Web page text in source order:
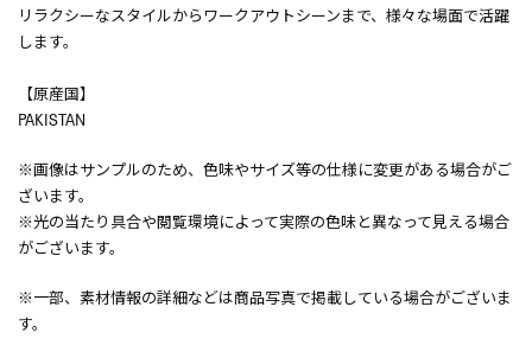
リラクシーなスタイルからワークアウトシーンまで、様々な場面で活躍
します。
【原産国】
PAKISTAN
※画像はサンプルのため、色味やサイズ等の仕様に変更がある場合がご
ざいます。
※光の当たり具合や閲覧環境によって実際の色味と異なって見える場合
がございます。
※一部、素材情報の詳細などは商品写真で掲載している場合がございま
す。